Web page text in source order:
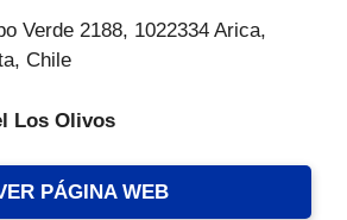
Verde 2188, 1022334 Arica,
Chile
Los Olivos
PÁGINA WEB